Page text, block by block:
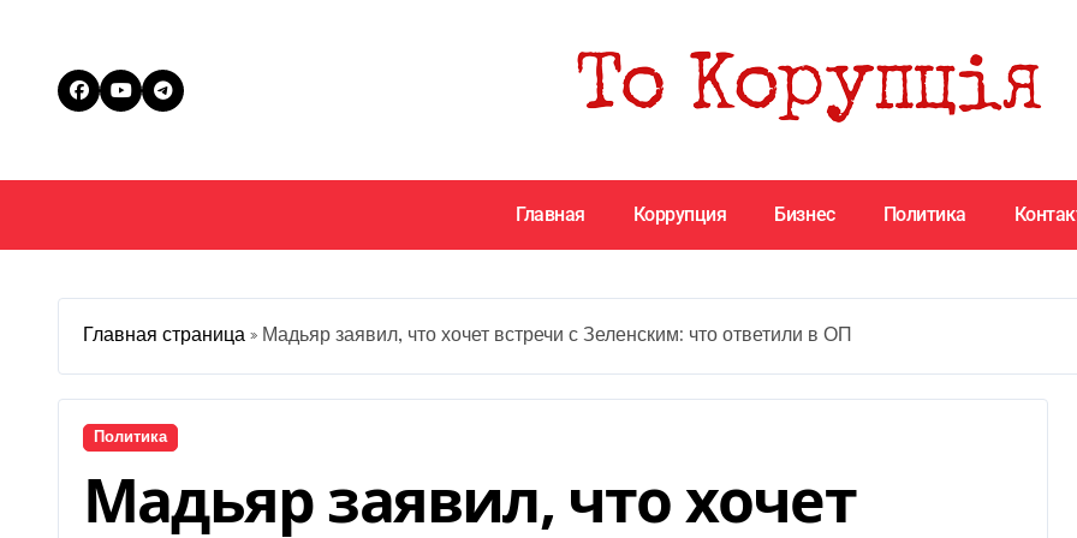
Главная Коррупция Бизнес Политика
Главная страница » Мадьяр заявил, что хочет встречи с Зеленским: что ответили в ОП
Политика
Мадьяр заявил, что хочет